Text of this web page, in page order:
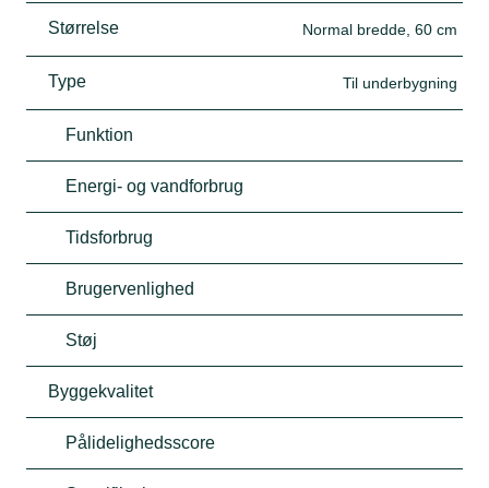
Størrelse Normal bredde, 60 cm
Type Til underbygning
Funktion
Energi- og vandforbrug
Tidsforbrug
Brugervenlighed
Støj
Byggekvalitet
Pålidelighedsscore